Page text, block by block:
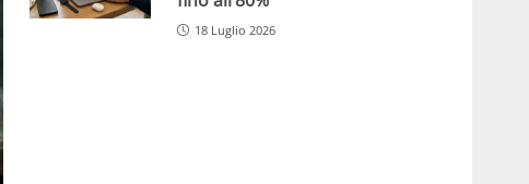
18 Luglio 2026